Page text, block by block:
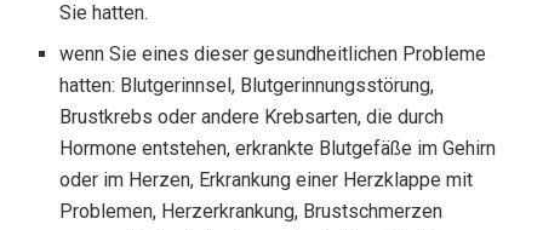
Sie hatten.
wenn Sie eines dieser gesundheitlichen Probleme
hatten: Blutgerinnsel, Blutgerinnungsstörung,
Brustkrebs oder andere Krebsarten, die durch
Hormone entstehen, erkrankte Blutgefäße im Gehirn
oder im Herzen, Erkrankung einer Herzklappe mit
Problemen, Herzerkrankung, Brustschmerzen